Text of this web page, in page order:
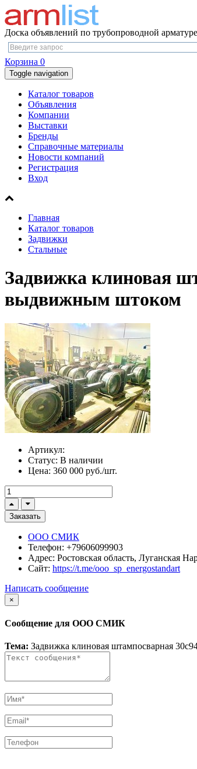
Доска объявлений по трубопроводной арматуре
Корзина 0
Toggle navigation
Каталог товаров
Объявления
Компании
Выставки
Бренды
Справочные материалы
Новости компаний
Регистрация
Вход
Главная
Каталог товаров
Задвижки
Стальные
Задвижка клиновая
выдвижным штоком
Артикул:
Статус: В наличии
Цена: 360 000 руб./шт.
Заказать
ООО СМИК
Телефон: +79606099903
Адрес: Ростовская область, Луганская
Сайт: https://t.me/ooo_sp_energostandart
Написать сообщение
×
Сообщение для ООО СМИК
Тема: Задвижка клиновая штампосварная